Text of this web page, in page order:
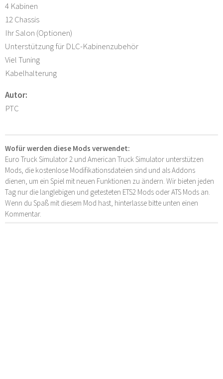
4 Kabinen
12 Chassis
Ihr Salon (Optionen)
Unterstützung für DLC-Kabinenzubehör
Viel Tuning
Kabelhalterung
Autor:
PTC
Wofür werden diese Mods verwendet:
Euro Truck Simulator 2 und American Truck Simulator unterstützen
Mods, die kostenlose Modifikationsdateien sind und als Addons
dienen, um ein Spiel mit neuen Funktionen zu ändern. Wir bieten jeden
Tag nur die langlebigen und getesteten ETS2 Mods oder ATS Mods an.
Wenn du Spaß mit diesem Mod hast, hinterlasse bitte unten einen
Kommentar.